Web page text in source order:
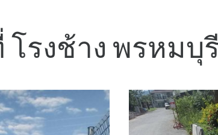
รงช้าง พรหมบุ